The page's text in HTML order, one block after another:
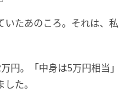
いたあのころ。それは、
円。「中身は5万円相当
た。